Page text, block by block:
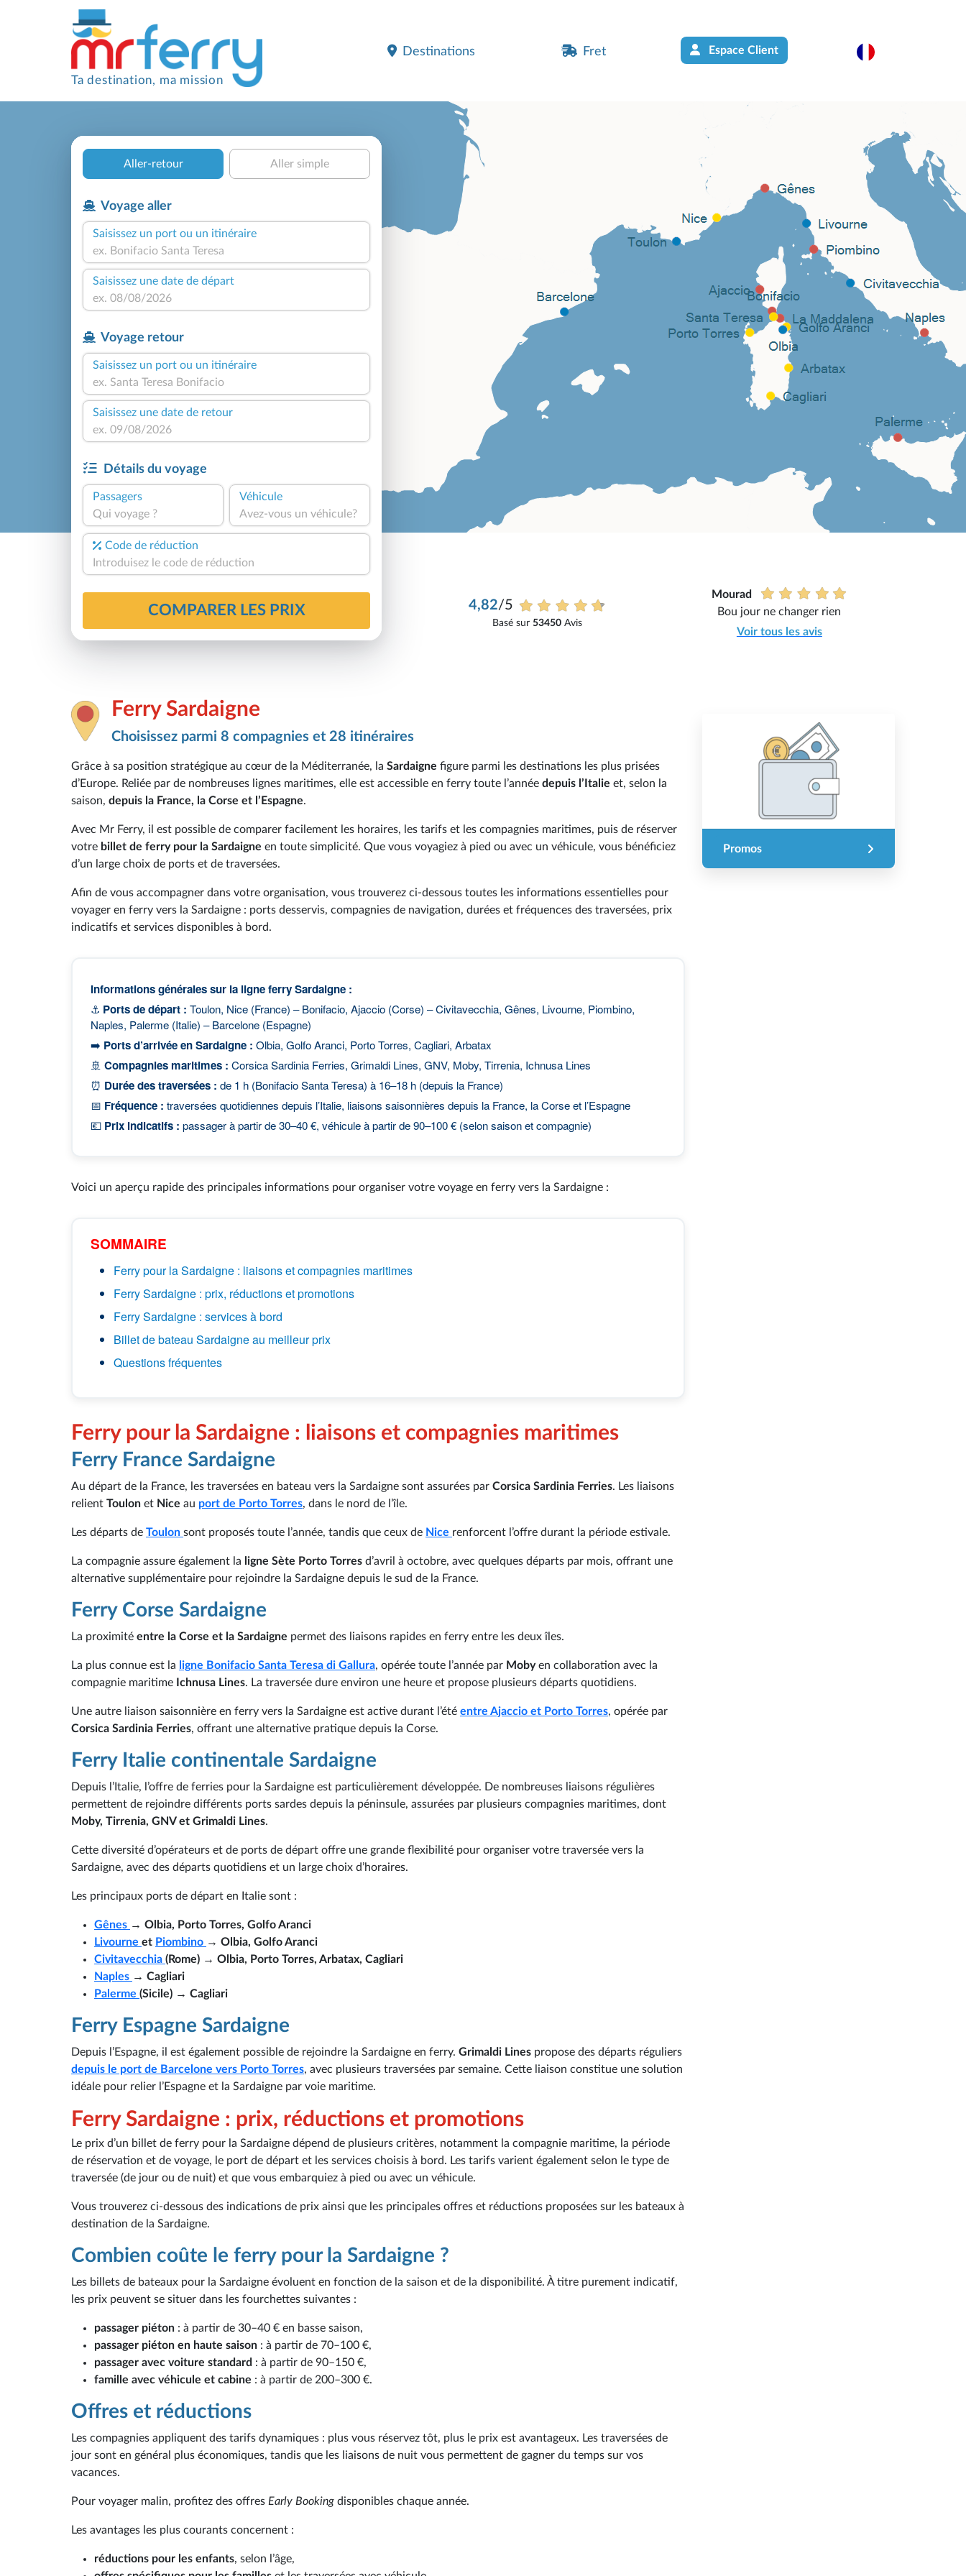
Ta destination, ma mission
Destinations Fret Espace Client
Aller-retour Aller simple
Voyage aller
Saisissez un port ou un itinéraire
Saisissez une date de départ
Voyage retour
Saisissez un port ou un itinéraire
Saisissez une date de retour
Détails du voyage
Passagers
Qui voyage ?
Véhicule
Avez-vous un véhicule?
Code de réduction
COMPARER LES PRIX 4,82/5
Basé sur 53450Avis
Mourad
Bou jour ne changer rien
Voir tous les avis
Ferry Sardaigne
Choisissez parmi 8 compagnies et 28 itinéraires
Grâce à sa position stratégique au cœur de la Méditerranée, la Sardaigne figure parmi les destinations les plus prisées
d’Europe. Reliée par de nombreuses lignes maritimes, elle est accessible en ferry toute l’année depuis l’Italie et, selon la
saison, depuis la France, la Corse et l’Espagne.
Avec Mr Ferry, il est possible de comparer facilement les horaires, les tarifs et les compagnies maritimes, puis de réserver
votre billet de ferry pour la Sardaigne en toute simplicité. Que vous voyagiez à pied ou avec un véhicule, vous bénéficiez
d’un large choix de ports et de traversées.
Afin de vous accompagner dans votre organisation, vous trouverez ci-dessous toutes les informations essentielles pour
voyager en ferry vers la Sardaigne : ports desservis, compagnies de navigation, durées et fréquences des traversées, prix
indicatifs et services disponibles à bord.
Informations générales sur la ligne ferry Sardaigne :
⚓ Ports de départ : Toulon, Nice (France) – Bonifacio, Ajaccio (Corse) – Civitavecchia, Gênes, Livourne, Piombino,
Naples, Palerme (Italie) – Barcelone (Espagne)
➡️ Ports d’arrivée en Sardaigne : Olbia, Golfo Aranci, Porto Torres, Cagliari, Arbatax
🚢 Compagnies maritimes : Corsica Sardinia Ferries, Grimaldi Lines, GNV, Moby, Tirrenia, Ichnusa Lines
⏰ Durée des traversées : de 1 h (Bonifacio Santa Teresa) à 16–18 h (depuis la France)
📅 Fréquence : traversées quotidiennes depuis l’Italie, liaisons saisonnières depuis la France, la Corse et l’Espagne
💶 Prix indicatifs : passager à partir de 30–40 €, véhicule à partir de 90–100 € (selon saison et compagnie)
Voici un aperçu rapide des principales informations pour organiser votre voyage en ferry vers la Sardaigne :
SOMMAIRE
Ferry pour la Sardaigne : liaisons et compagnies maritimes
Ferry Sardaigne : prix, réductions et promotions
Ferry Sardaigne : services à bord
Billet de bateau Sardaigne au meilleur prix
Questions fréquentes
Ferry pour la Sardaigne : liaisons et compagnies maritimes
Ferry France Sardaigne
Au départ de la France, les traversées en bateau vers la Sardaigne sont assurées par Corsica Sardinia Ferries. Les liaisons
relient Toulon et Nice au port de Porto Torres, dans le nord de l’île.
Les départs de Toulon sont proposés toute l’année, tandis que ceux de Nice renforcent l’offre durant la période estivale.
La compagnie assure également la ligne Sète Porto Torres d’avril à octobre, avec quelques départs par mois, offrant une
alternative supplémentaire pour rejoindre la Sardaigne depuis le sud de la France.
Ferry Corse Sardaigne
La proximité entre la Corse et la Sardaigne permet des liaisons rapides en ferry entre les deux îles.
La plus connue est la ligne Bonifacio Santa Teresa di Gallura, opérée toute l’année par Mobyen collaboration avec la
compagnie maritime Ichnusa Lines. La traversée dure environ une heure et propose plusieurs départs quotidiens.
Une autre liaison saisonnière en ferry vers la Sardaigne est active durant l’été entre Ajaccio et Porto Torres, opérée par
Corsica Sardinia Ferries, offrant une alternative pratique depuis la Corse.
Ferry Italie continentale Sardaigne
Depuis l’Italie, l’offre de ferries pour la Sardaigne est particulièrement développée. De nombreuses liaisons régulières
permettent de rejoindre différents ports sardes depuis la péninsule, assurées par plusieurs compagnies maritimes, dont
Moby, Tirrenia, GNV et Grimaldi Lines.
Cette diversité d’opérateurs et de ports de départ offre une grande flexibilité pour organiser votre traversée vers la
Sardaigne, avec des départs quotidiens et un large choix d’horaires.
Les principaux ports de départ en Italie sont :
Gênes → Olbia, Porto Torres, Golfo Aranci
Livourne et Piombino → Olbia, Golfo Aranci
Civitavecchia (Rome) → Olbia, Porto Torres, Arbatax, Cagliari
Naples → Cagliari
Palerme (Sicile) → Cagliari
Ferry Espagne Sardaigne
Depuis l’Espagne, il est également possible de rejoindre la Sardaigne en ferry. Grimaldi Lines propose des départs réguliers
depuis le port de Barcelone vers Porto Torres, avec plusieurs traversées par semaine. Cette liaison constitue une solution
idéale pour relier l’Espagne et la Sardaigne par voie maritime.
Ferry Sardaigne : prix, réductions et promotions
Le prix d’un billet de ferry pour la Sardaigne dépend de plusieurs critères, notamment la compagnie maritime, la période
de réservation et de voyage, le port de départ et les services choisis à bord. Les tarifs varient également selon le type de
traversée (de jour ou de nuit) et que vous embarquiez à pied ou avec un véhicule.
Vous trouverez ci-dessous des indications de prix ainsi que les principales offres et réductions proposées sur les bateaux à
destination de la Sardaigne.
Combien coûte le ferry pour la Sardaigne ?
Les billets de bateaux pour la Sardaigne évoluent en fonction de la saison et de la disponibilité. À titre purement indicatif,
les prix peuvent se situer dans les fourchettes suivantes :
passager piéton : à partir de 30–40 € en basse saison,
passager piéton en haute saison : à partir de 70–100 €,
passager avec voiture standard : à partir de 90–150 €,
famille avec véhicule et cabine : à partir de 200–300 €.
Offres et réductions
Les compagnies appliquent des tarifs dynamiques : plus vous réservez tôt, plus le prix est avantageux. Les traversées de
jour sont en général plus économiques, tandis que les liaisons de nuit vous permettent de gagner du temps sur vos
vacances.
Pour voyager malin, profitez des offres Early Booking disponibles chaque année.
Les avantages les plus courants concernent :
réductions pour les enfants, selon l’âge,
Promos